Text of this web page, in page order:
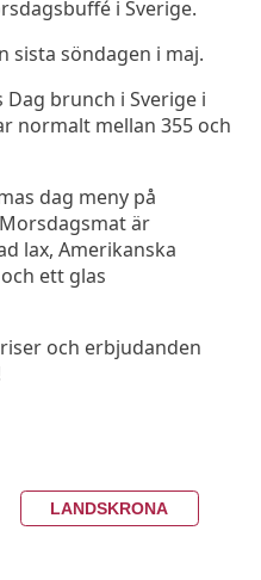
i Sverige.
sista söndagen i maj.
brunch i Sverige i
normalt mellan 355 och
dag meny på
är
lax, Amerikanska
ett glas
och erbjudanden
LANDSKRONA